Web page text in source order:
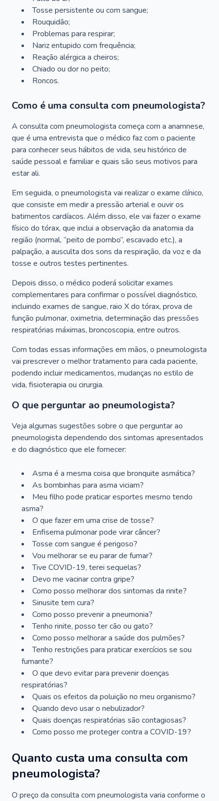
Tosse persistente ou com sangue;
Rouquidão;
Problemas para respirar;
Nariz entupido com frequência;
Reação alérgica a cheiros;
Chiado ou dor no peito;
Roncos.
Como é uma consulta com pneumologista?
A consulta com pneumologista começa com a anamnese,
que é uma entrevista que o médico faz com o paciente
para conhecer seus hábitos de vida, seu histórico de
saúde pessoal e familiar e quais são seus motivos para
estar ali.
Em seguida, o pneumologista vai realizar o exame clínico,
que consiste em medir a pressão arterial e ouvir os
batimentos cardíacos. Além disso, ele vai fazer o exame
físico do tórax, que inclui a observação da anatomia da
região (normal, “peito de pombo”, escavado etc.), a
palpação, a ausculta dos sons da respiração, da voz e da
tosse e outros testes pertinentes.
Depois disso, o médico poderá solicitar exames
complementares para confirmar o possível diagnóstico,
incluindo exames de sangue, raio X do tórax, prova de
função pulmonar, oximetria, determinação das pressões
respiratórias máximas, broncoscopia, entre outros.
Com todas essas informações em mãos, o pneumologista
vai prescrever o melhor tratamento para cada paciente,
podendo incluir medicamentos, mudanças no estilo de
vida, fisioterapia ou cirurgia.
O que perguntar ao pneumologista?
Veja algumas sugestões sobre o que perguntar ao
pneumologista dependendo dos sintomas apresentados
e do diagnóstico que ele fornecer:
Asma é a mesma coisa que bronquite asmática?
As bombinhas para asma viciam?
Meu filho pode praticar esportes mesmo tendo
asma?
O que fazer em uma crise de tosse?
Enfisema pulmonar pode virar câncer?
Tosse com sangue é perigoso?
Vou melhorar se eu parar de fumar?
Tive COVID-19, terei sequelas?
Devo me vacinar contra gripe?
Como posso melhorar dos sintomas da rinite?
Sinusite tem cura?
Como posso prevenir a pneumonia?
Tenho rinite, posso ter cão ou gato?
Como posso melhorar a saúde dos pulmões?
Tenho restrições para praticar exercícios se sou
fumante?
O que devo evitar para prevenir doenças
respiratórias?
Quais os efeitos da poluição no meu organismo?
Quando devo usar o nebulizador?
Quais doenças respiratórias são contagiosas?
Como posso me proteger contra a COVID-19?
Quanto custa uma consulta com
pneumologista?
O preço da consulta com pneumologista varia conforme o